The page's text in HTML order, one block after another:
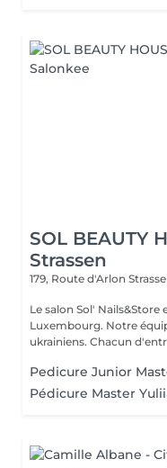
SOL BEAUTY
Strassen
179, Route d'Arlon
Le salon Sol'
Luxembourg. Notre équipe est composée de PROspécialistes
ukrainiens. Chacun
Pedicure Junior
Pédicure Master